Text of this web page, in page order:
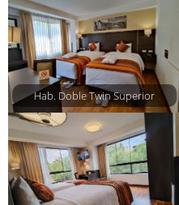
Hab. Doble Twin Superior